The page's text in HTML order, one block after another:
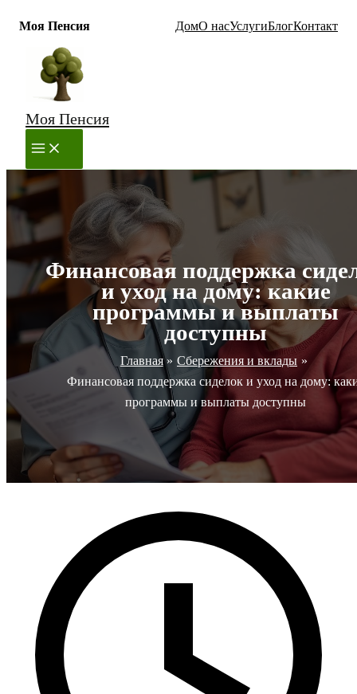
Моя Пенсия ДомО насУслугиБлогКонтакт
Перейти
содержимому
Моя Пенсия
MAIN
MENU
Финансовая поддержка
и уход на дому: какие
программы и выплаты
доступны
Главная
Сбережения и вклады
Финансовая поддержка сиделок и уход на дому:
программы и выплаты доступны